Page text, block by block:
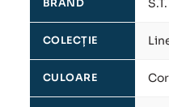
BRAND
COLECȚIE
CULOARE